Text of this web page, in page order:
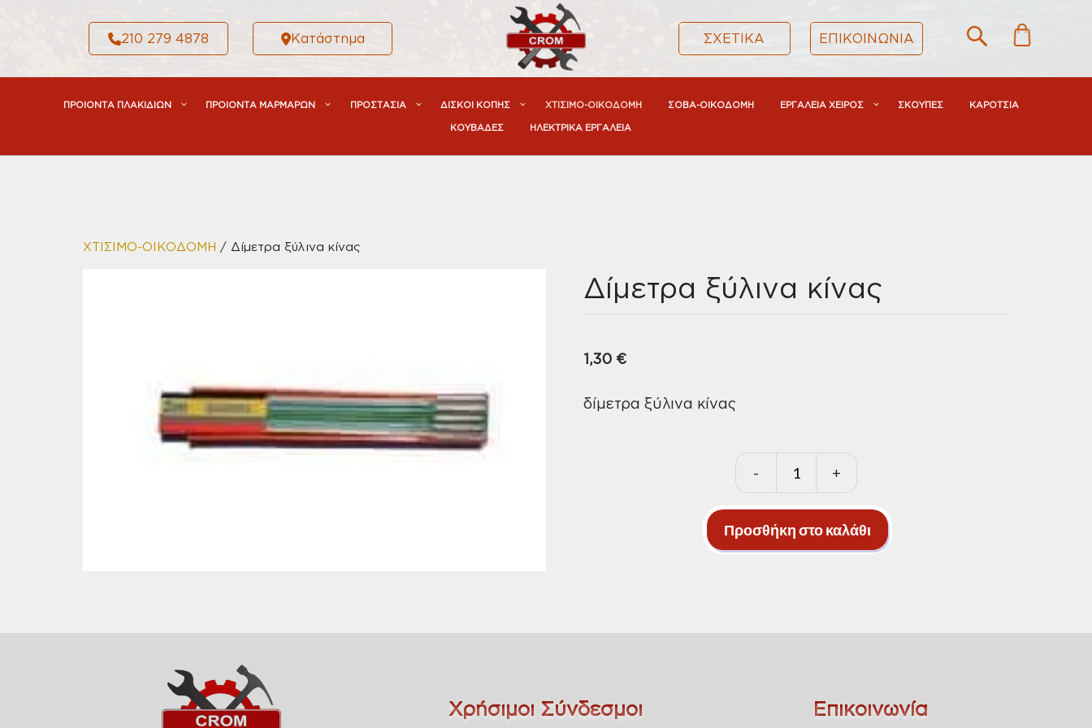
περιεχόμενο
210 279 4878 Κατάστημα ΣΧΕΤΙΚΑ ΕΠΙΚΟΙΝΩΝΙΑ
ΠΡΟΙΟΝΤΑ ΠΛΑΚΙΔΙΩΝ ΠΡΟΙΟΝΤΑ ΜΑΡΜΑΡΩΝ ΠΡΟΣΤΑΣΙΑ ΔΙΣΚΟΙ ΚΟΠΗΣ ΧΤΙΣΙΜΟ-ΟΙΚΟΔΟΜΗ ΣΟΒΑ-ΟΙΚΟΔΟΜΗ ΕΡΓΑΛΕΙΑ ΧΕΙΡΟΣ ΣΚΟΥΠΕΣ ΚΑΡΟΤΣΙΑ
ΚΟΥΒΑΔΕΣ ΗΛΕΚΤΡΙΚΑ ΕΡΓΑΛΕΙΑ
ΧΤΙΣΙΜΟ-ΟΙΚΟΔΟΜΗ / Δίμετρα ξύλινα κίνας
Δίμετρα ξύλινα κίνας
1,30 €
δίμετρα ξύλινα κίνας
-
Δίμετρα
ξύλινα
κίνας
ποσότητα
+
Προσθήκη στο καλάθι
Χρήσιμοι Σύνδεσμοι Επικοινωνία